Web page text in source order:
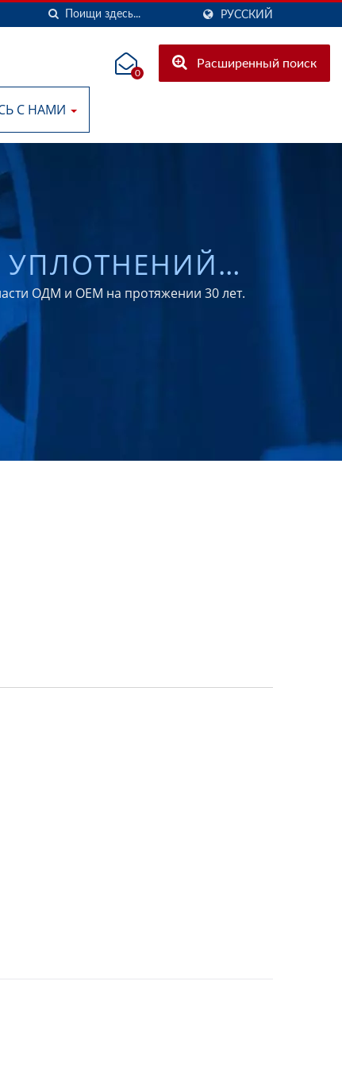
РУССКИЙ
С НАМИ
0
Расширенный поиск
INDUSTRIAL
ОДМ и ОЕМ на протяжении 30 лет.